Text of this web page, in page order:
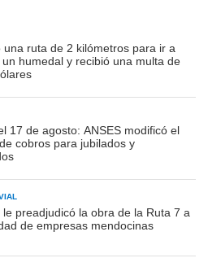
una ruta de 2 kilómetros para ir a
humedal y recibió una multa de
17 de agosto: ANSES modificó el
cobros para jubilados y
le preadjudicó la obra de la Ruta 7 a
de empresas mendocinas